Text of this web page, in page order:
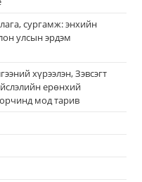
сургамж: энхийн
улсын эрдэм
хүрээлэн, Зэвсэгт
ерөнхий
мод тарив